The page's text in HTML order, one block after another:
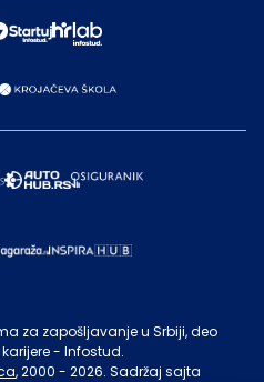
za zapošljavanje u Srbiji, deo
- Infostud.
, 2000 - 2026. Sadržaj sajta